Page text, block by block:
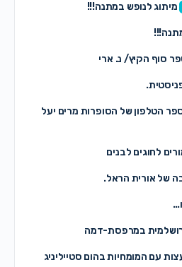
מיתוג לנופש במתנה!!!
סוף הקיץ/ נ. ארי
הטלפון של הסופרות מרים יעל
לחוגים לבנים
של אורית הראל.
במרפסת-דמה
עם המומחיות בהום סטייליניג